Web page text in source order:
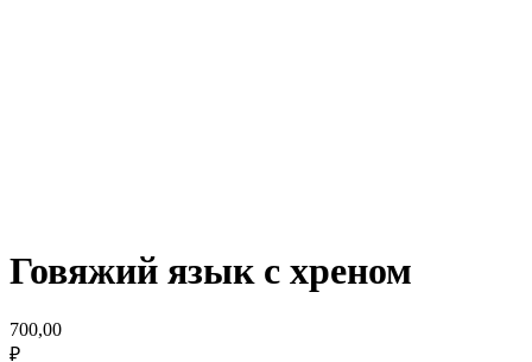
Говяжий язык с хреном
700,00
₽